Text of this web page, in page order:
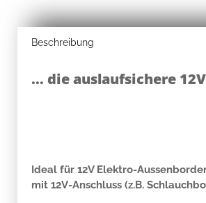
Beschreibung
... die auslaufsichere
Ideal für 12V Elektro-
mit 12V-Anschluss (z.B.